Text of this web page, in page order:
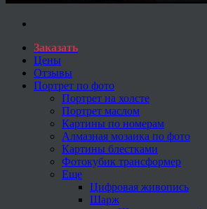
Заказать
Цены
Отзывы
Портрет по фото
Портрет на холсте
Портрет маслом
Картины по номерам
Алмазная мозаика по фото
Картины блестками
Фотокубик трансформер
Еще
Цифровая живопись
Шарж